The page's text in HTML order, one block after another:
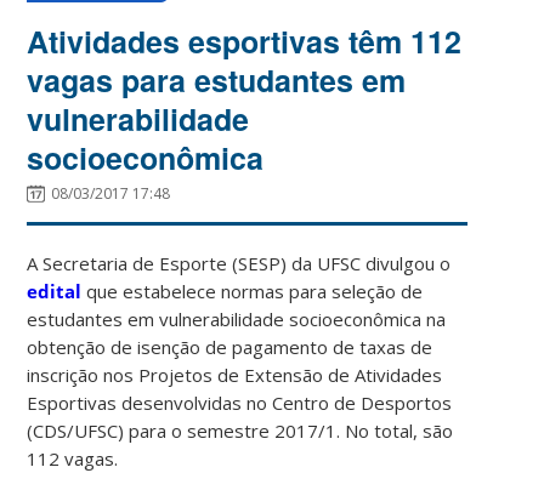
Atividades esportivas têm 112
vagas para estudantes em
vulnerabilidade
socioeconômica
08/03/2017 17:48
A Secretaria de Esporte (SESP) da UFSC divulgou o
edital que estabelece normas para seleção de
estudantes em vulnerabilidade socioeconômica na
obtenção de isenção de pagamento de taxas de
inscrição nos Projetos de Extensão de Atividades
Esportivas desenvolvidas no Centro de Desportos
(CDS/UFSC) para o semestre 2017/1. No total, são
112 vagas.